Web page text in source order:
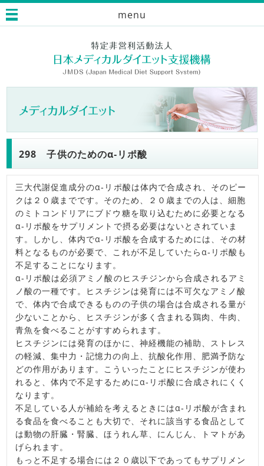
menu
298 子供のためのα‐リポ酸
三大代謝促進成分のα‐リポ酸は体内で合成され、そのピー
クは２０歳までです。そのため、２０歳までの人は、細胞
のミトコンドリアにブドウ糖を取り込むために必要となる
α‐リポ酸をサプリメントで摂る必要はないとされていま
す。しかし、体内でα‐リポ酸を合成するためには、その材
料となるものが必要で、これが不足していたらα‐リポ酸も
不足することになります。
α‐リポ酸は必須アミノ酸のヒスチジンから合成されるアミ
ノ酸の一種です。ヒスチジンは発育には不可欠なアミノ酸
で、体内で合成できるものの子供の場合は合成される量が
少ないことから、ヒスチジンが多く含まれる鶏肉、牛肉、
青魚を食べることがすすめられます。
ヒスチジンには発育のほかに、神経機能の補助、ストレス
の軽減、集中力・記憶力の向上、抗酸化作用、肥満予防な
どの作用があります。こういったことにヒスチジンが使わ
れると、体内で不足するためにα‐リポ酸に合成されにくく
なります。
不足している人が補給を考えるときにはα‐リポ酸が含まれ
る食品を食べることも大切で、それに該当する食品として
は動物の肝臓・腎臓、ほうれん草、にんじん、トマトがあ
げられます。
もっと不足する場合には２０歳以下であってもサプリメン